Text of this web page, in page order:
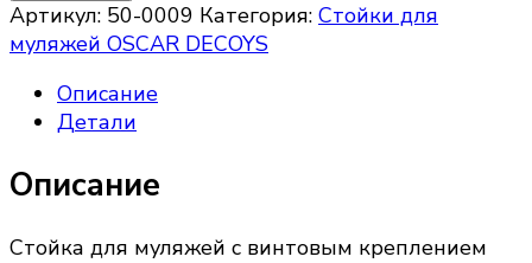
Артикул: 50-0009 Категория: Стойки для
муляжей OSCAR DECOYS
Описание
Детали
Описание
Стойка для муляжей с винтовым креплением